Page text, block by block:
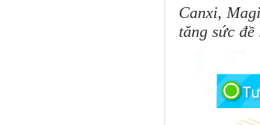
Canxi,
tăng sức đề